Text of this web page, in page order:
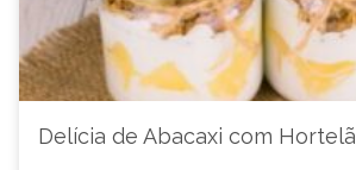
Delícia de Abacaxi com Hortelã